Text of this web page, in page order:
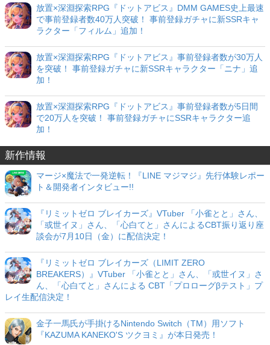
放置×深淵探索RPG『ドットアビス』DMM GAMES史上最速
で事前登録者数40万人突破！ 事前登録ガチャに新SSRキャ
ラクター「フィルム」追加！
放置×深淵探索RPG『ドットアビス』事前登録者数が30万人
を突破！ 事前登録ガチャに新SSRキャラクター「ニナ」追
加！
放置×深淵探索RPG『ドットアビス』事前登録者数が5日間
で20万人を突破！ 事前登録ガチャにSSRキャラクター追
加！
新作情報
マージ×魔法で一発逆転！『LINE マジマジ』先行体験レポー
ト＆開発者インタビュー!!
『リミットゼロ ブレイカーズ』VTuber 「小雀とと」さん、
「或世イヌ」さん、「心白てと」さんによるCBT振り返り座
談会が7月10日（金）に配信決定！
『リミットゼロ ブレイカーズ（LIMIT ZERO
BREAKERS）』VTuber 「小雀とと」さん、「或世イヌ」さ
ん、「心白てと」さんによる CBT「プロローグβテスト」プ
レイ生配信決定！
金子一馬氏が手掛けるNintendo Switch（TM）用ソフト
『KAZUMA KANEKO'S ツクヨミ』が本日発売！